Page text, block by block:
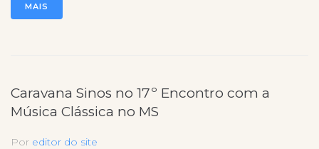
MAIS
Caravana Sinos no 17º Encontro com a
Música Clássica no MS
Por editor do site